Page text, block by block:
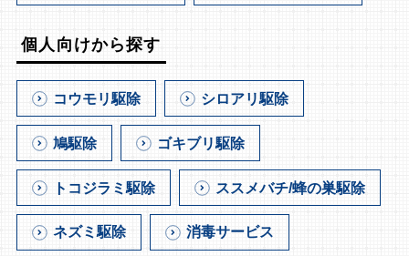
個人向けから探す
コウモリ駆除 シロアリ駆除
鳩駆除 ゴキブリ駆除
トコジラミ駆除 ススメバチ/蜂の巣駆除
ネズミ駆除 消毒サービス